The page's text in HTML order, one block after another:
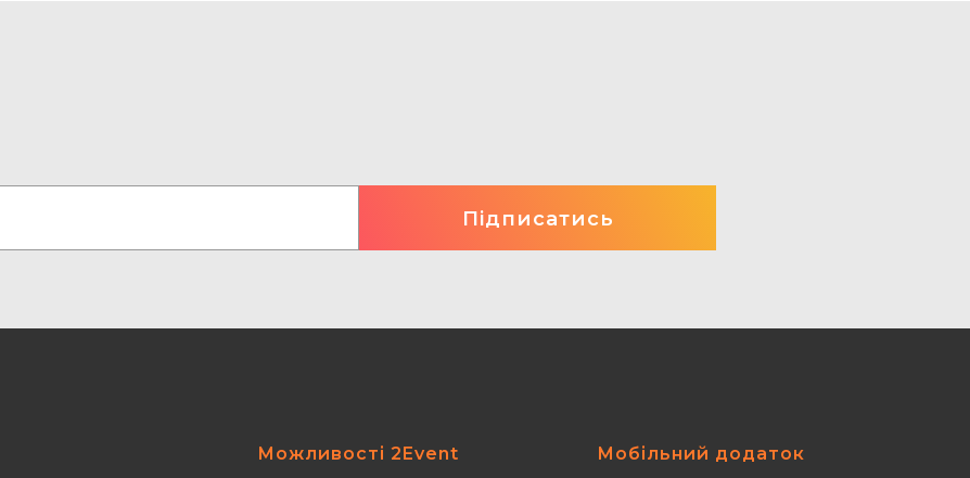
Можливості 2Event Мобільний додаток